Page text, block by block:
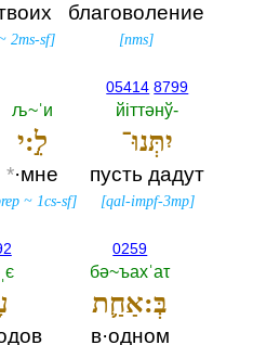
благоволение
[nms]
2ms-sf]
05414 8799
йiттәнў-‎
יִתְּנוּ־
пусть дадут
[qal-impf-3mp]
љ~ˈи
לִ֣:י
*·мне
~1cs-sf]
0259
бә~ъахˈаτ
בְּ:אַחַ֛ת
в·одном